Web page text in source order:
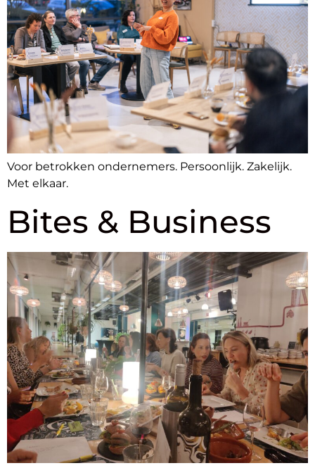
Voor betrokken ondernemers. Persoonlijk. Zakelijk.
Met elkaar.
Bites & Business